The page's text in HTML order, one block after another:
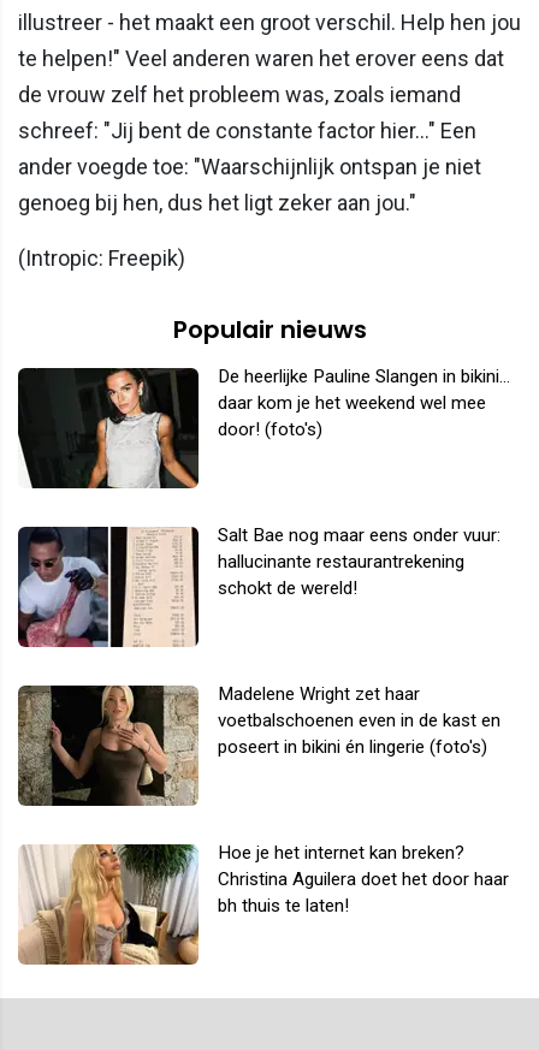
illustreer - het maakt een groot verschil. Help hen jou
te helpen!" Veel anderen waren het erover eens dat
de vrouw zelf het probleem was, zoals iemand
schreef: "Jij bent de constante factor hier..." Een
ander voegde toe: "Waarschijnlijk ontspan je niet
genoeg bij hen, dus het ligt zeker aan jou."
(Intropic: Freepik)
Populair nieuws
De heerlijke Pauline Slangen in bikini...
daar kom je het weekend wel mee
door! (foto's)
Salt Bae nog maar eens onder vuur:
hallucinante restaurantrekening
schokt de wereld!
Madelene Wright zet haar
voetbalschoenen even in de kast en
poseert in bikini én lingerie (foto's)
Hoe je het internet kan breken?
Christina Aguilera doet het door haar
bh thuis te laten!